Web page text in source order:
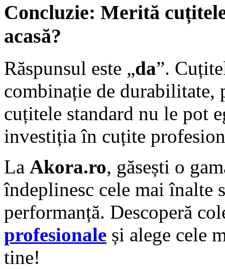
Concluzie: Merită
acasă?
Răspunsul este „da”.
combinație de durabilitate,
cuțitele standard nu le pot
investiția în cuțite
La Akora.ro, găsești o
îndeplinesc cele mai înalte
performanță. Descoperă
profesionale și alege cele
tine!